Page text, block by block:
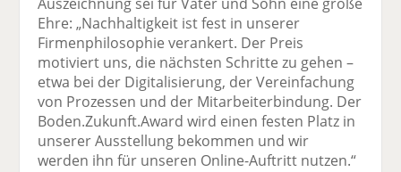
Ehre: „Nachhaltigkeit ist fest in unserer
Firmenphilosophie verankert. Der Preis
motiviert uns, die nächsten Schritte zu gehen –
etwa bei der Digitalisierung, der Vereinfachung
von Prozessen und der Mitarbeiterbindung. Der
Boden.Zukunft.Award wird einen festen Platz in
unserer Ausstellung bekommen und wir
werden ihn für unseren Online-Auftritt nutzen.“